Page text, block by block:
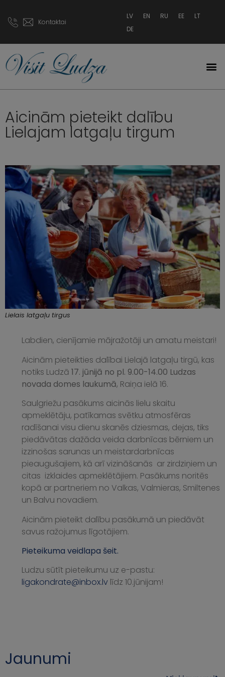
Kontaktai
LV EN RU EE
LT
DE
Aicinām pieteikt dalību
Lielajam latgaļu tirgum
Lielais latgaļu tirgus
Labdien, cienījamie mājražotāji un amatu meistari!
Aicinām pieteikties dalībai Lielajā latgaļu tirgū, kas
notiks Ludzā 17. jūnijā no pl. 9.00-14.00 Ludzas
novada domes laukumā, Raiņa ielā 16.
Saulgriežu pasākums aicinās lielu skaitu
apmeklētāju, patīkamas svētku atmosfēras
radīšanai visu dienu skanēs dziesmas, dejas, tiks
piedāvātas dažāda veida darbnīcas bērniem un
izzinošas sarunas un meistardarbnīcas
pieaugušajiem, kā arī vizināšanās ar zirdziņiem un
citas izklaides apmeklētājiem. Pasākums noritēs
kopā ar partneriem no Valkas, Valmieras, Smiltenes
un Balvu novadiem.
Aicinām pieteikt dalību pasākumā un piedāvāt
savus ražojumus līgotājiem.
Pieteikuma veidlapa šeit.
Ludzu sūtīt pieteikumu uz e-pastu:
ligakondrate@inbox.lv līdz 10.jūnijam!
Jaunumi